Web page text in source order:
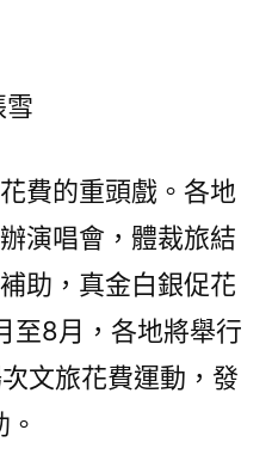
包
養
網
站
比
較
雪
費的重頭戲。各地
演唱會，體裁旅結
助，真金白銀促花
至8月，各地將舉行
文旅花費運動，發